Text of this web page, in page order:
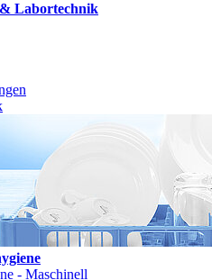
Labortechnik
- Maschinell